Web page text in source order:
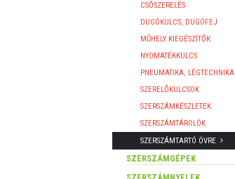
CSŐSZERELÉS
DUGÓKULCS, DUGÓFEJ
MŰHELY KIEGÉSZÍTŐK
NYOMATÉKKULCS
PNEUMATIKA, LÉGTECHNIKA
SZERELŐKULCSOK
SZERSZÁMKÉSZLETEK
SZERSZÁMTÁROLÓK
SZERSZÁMTARTÓ ÖVRE
SZERSZÁMGÉPEK